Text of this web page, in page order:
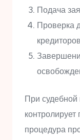
Подача
Проверка
При
процедура